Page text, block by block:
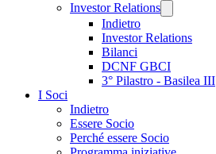
Investor Relations
Indietro
Investor Relations
Bilanci
DCNF GBCI
3° Pilastro - Basilea III
I Soci
Indietro
Essere Socio
Perché essere Socio